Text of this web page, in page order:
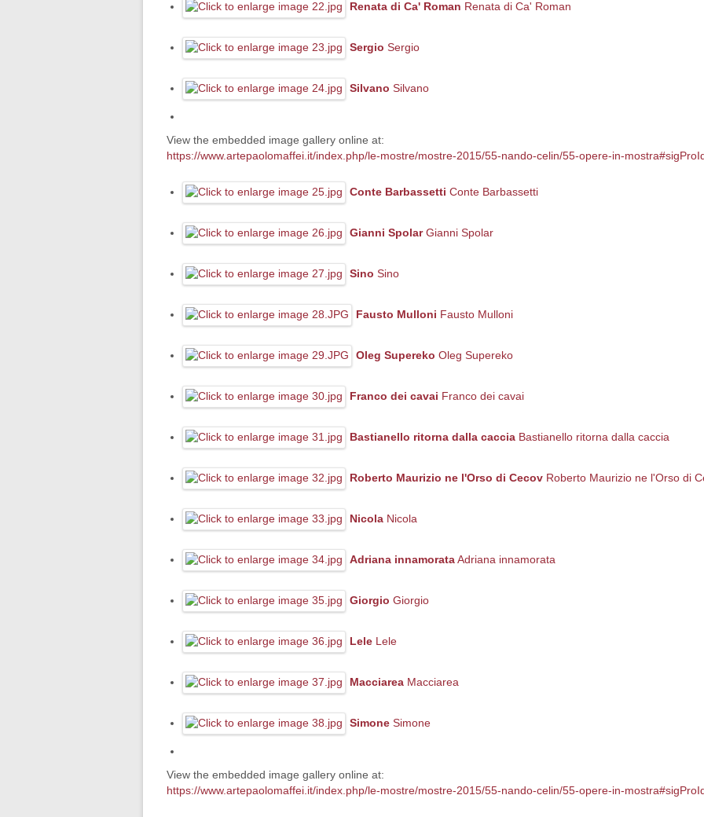
Renata di Ca' Roman Renata di Ca' Roman
Sergio Sergio
Silvano Silvano
View the embedded image gallery online at:
https://www.artepaolomaffei.it/index.php/le-mostre/mostre-2015/55-nando-celin/55-opere-in-
Conte Barbassetti Conte Barbassetti
Gianni Spolar Gianni Spolar
Sino Sino
Fausto Mulloni Fausto Mulloni
Oleg Supereko Oleg Supereko
Franco dei cavai Franco dei cavai
Bastianello ritorna dalla caccia Bastianello ritorna dalla caccia
Roberto Maurizio ne l'Orso di Cecov Roberto Maurizio ne l'Orso di
Nicola Nicola
Adriana innamorata Adriana innamorata
Giorgio Giorgio
Lele Lele
Macciarea Macciarea
Simone Simone
View the embedded image gallery online at:
https://www.artepaolomaffei.it/index.php/le-mostre/mostre-2015/55-nando-celin/55-opere-in-